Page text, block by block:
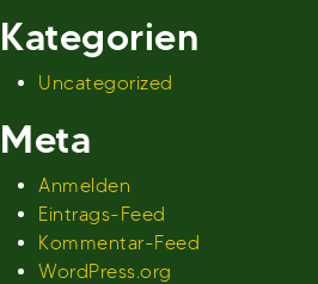
Kategorien
Uncategorized
Meta
Anmelden
Eintrags-Feed
Kommentar-Feed
WordPress.org